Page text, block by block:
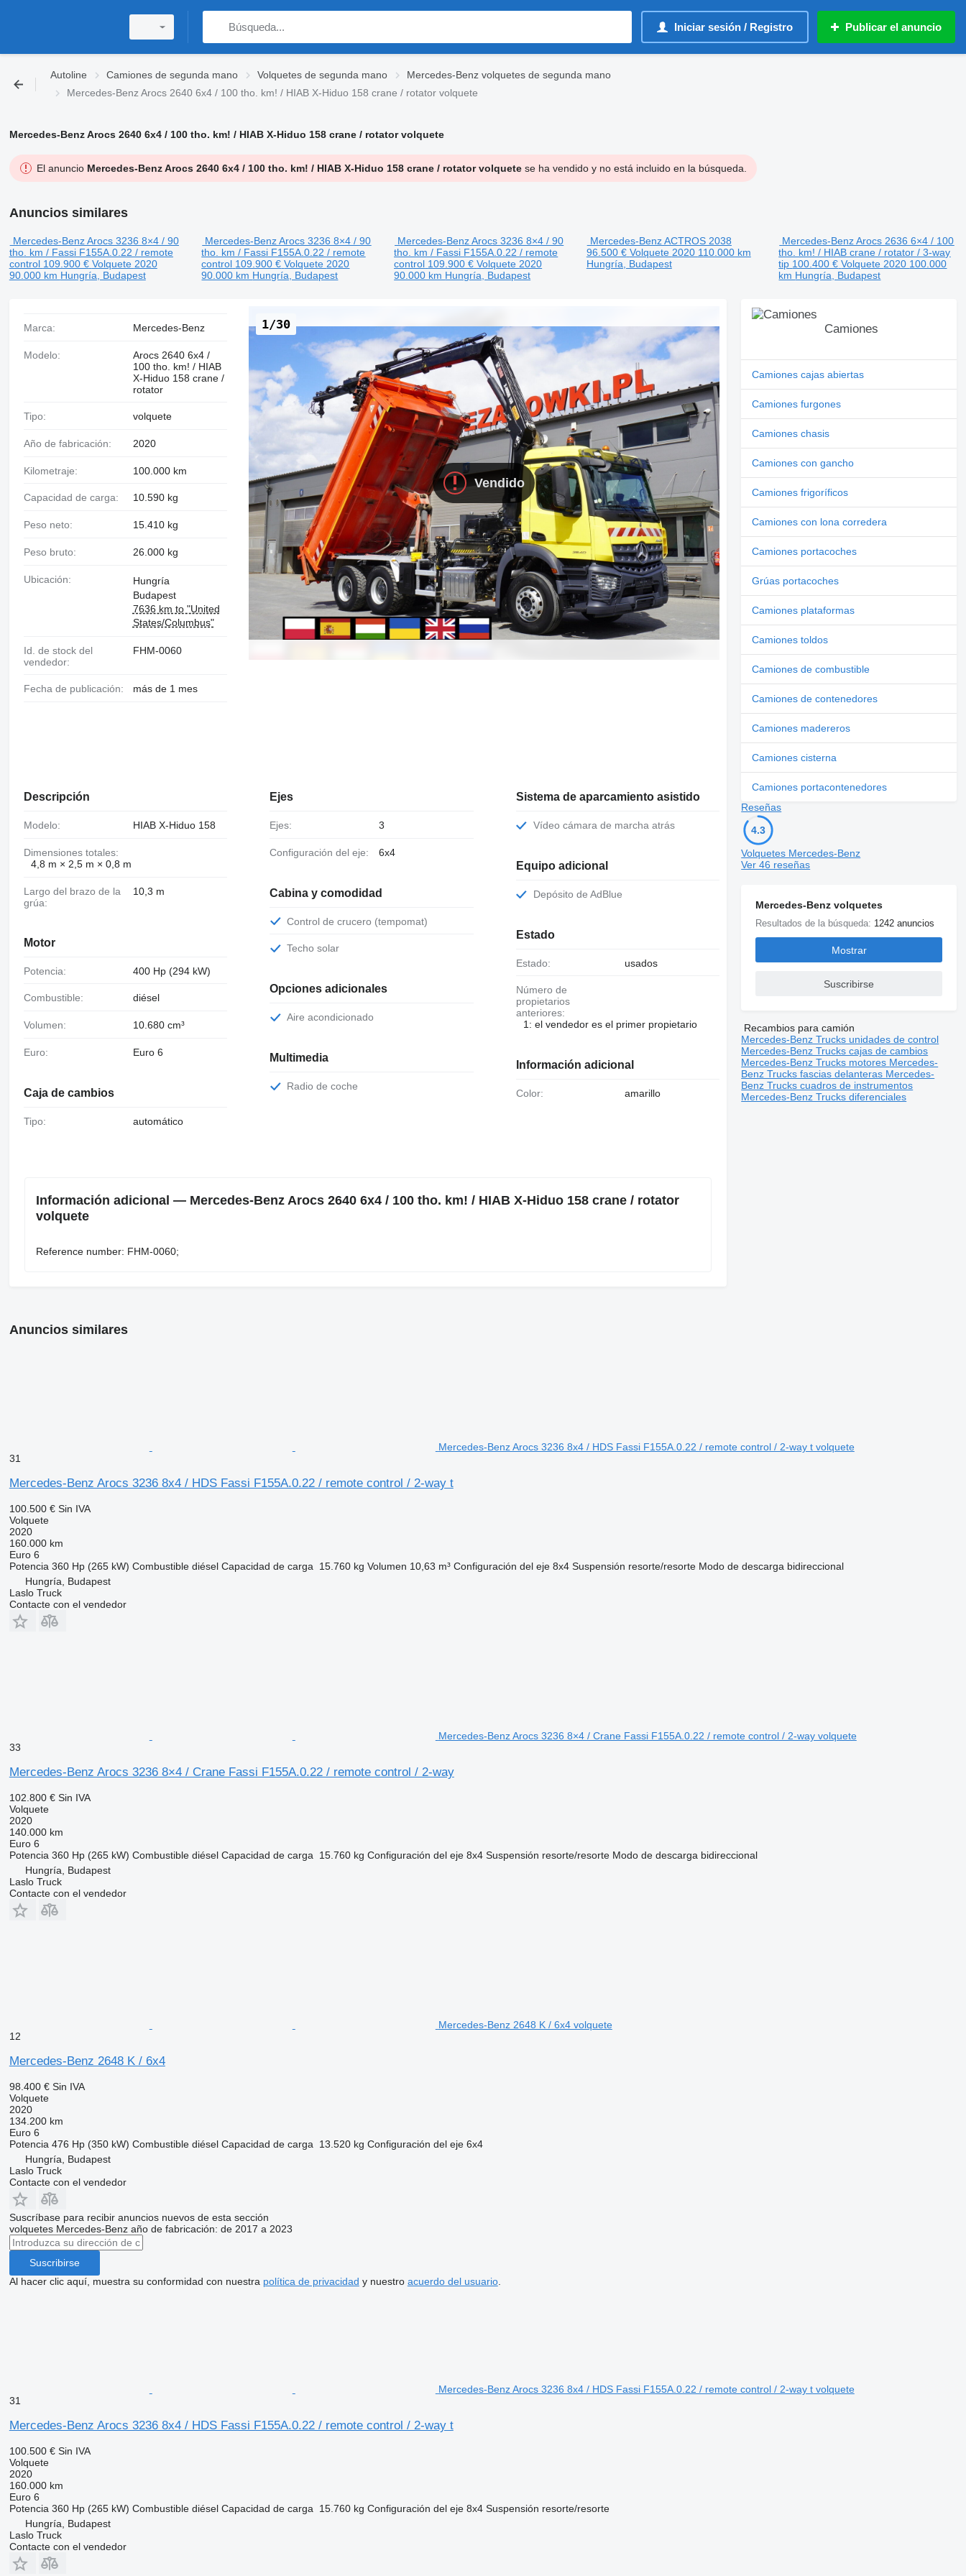
Iniciar sesión / Registro Publicar el anuncio
Autoline Camiones de segunda mano Volquetes de segunda mano
Mercedes-Benz volquetes de segunda mano
Mercedes-Benz Arocs 2640 6x4 / 100 tho. km! / HIAB X-Hiduo 158 crane / rotator volquete
Mercedes-Benz Arocs 2640 6x4 / 100 tho. km! / HIAB X-Hiduo 158 crane / rotator volquete
El anuncio Mercedes-Benz Arocs 2640 6x4 / 100 tho. km! / HIAB X-Hiduo 158 crane / rotator volquetese ha vendido y no está incluido en la búsqueda.
Anuncios similares
Mercedes-Benz Arocs 3236 8×4 / 90
tho. km / Fassi F155A.0.22 / remote
control 109.900 € Volquete 2020
90.000 km Hungría, Budapest
Mercedes-Benz Arocs 3236 8×4 / 90
tho. km / Fassi F155A.0.22 / remote
control 109.900 € Volquete 2020
90.000 km Hungría, Budapest
Mercedes-Benz Arocs 3236 8×4 / 90
tho. km / Fassi F155A.0.22 / remote
control 109.900 € Volquete 2020
90.000 km Hungría, Budapest
Mercedes-Benz ACTROS 2038
96.500 € Volquete 2020 110.000 km
Hungría, Budapest
Mercedes-Benz Arocs 2636 6×4 / 100
tho. km! / HIAB crane / rotator / 3-way
tip 100.400 € Volquete 2020 100.000
km Hungría, Budapest
Vendido
1/30
Marca: Mercedes-Benz
Modelo:
Arocs 2640 6x4 /
100 tho. km! / HIAB
X-Hiduo 158 crane /
rotator
Tipo: volquete
Año de fabricación: 2020
Kilometraje: 100.000 km
Capacidad de carga: 10.590 kg
Peso neto: 15.410 kg
Peso bruto: 26.000 kg
Ubicación:
Hungría
Budapest
7636 km to "United
States/Columbus"
Id. de stock del
vendedor:
FHM-0060
Fecha de publicación: más de 1 mes
Descripción
Modelo: HIAB X-Hiduo 158
Dimensiones totales:
4,8 m × 2,5 m × 0,8 m
Largo del brazo de la
grúa:
10,3 m
Motor
Potencia: 400 Hp (294 kW)
Combustible: diésel
Volumen: 10.680 cm³
Euro: Euro 6
Caja de cambios
Tipo: automático
Ejes
Ejes: 3
Configuración del eje: 6x4
Cabina y comodidad
Control de crucero (tempomat)
Techo solar
Opciones adicionales
Aire acondicionado
Multimedia
Radio de coche
Sistema de aparcamiento asistido
Vídeo cámara de marcha atrás
Equipo adicional
Depósito de AdBlue
Estado
Estado: usados
Número de
propietarios
anteriores:
1: el vendedor es el primer propietario
Información adicional
Color: amarillo
Información adicional — Mercedes-Benz Arocs 2640 6x4 / 100 tho. km! / HIAB X-Hiduo 158 crane / rotator
volquete
Reference number: FHM-0060;
Camiones
Camiones cajas abiertas
Camiones furgones
Camiones chasis
Camiones con gancho
Camiones frigoríficos
Camiones con lona corredera
Camiones portacoches
Grúas portacoches
Camiones plataformas
Camiones toldos
Camiones de combustible
Camiones de contenedores
Camiones madereros
Camiones cisterna
Camiones portacontenedores
Reseñas
4.3
Volquetes Mercedes-Benz
Ver 46 reseñas
Mercedes-Benz volquetes
Resultados de la búsqueda: 1242 anuncios
Mostrar
Suscribirse
Recambios para camión
Mercedes-Benz Trucks unidades de control
Mercedes-Benz Trucks cajas de cambios
Mercedes-Benz Trucks motores Mercedes-
Benz Trucks fascias delanteras Mercedes-
Benz Trucks cuadros de instrumentos
Mercedes-Benz Trucks diferenciales
Anuncios similares
Mercedes-Benz Arocs 3236 8x4 / HDS Fassi F155A.0.22 / remote control / 2-way t volquete
31
Mercedes-Benz Arocs 3236 8x4 / HDS Fassi F155A.0.22 / remote control / 2-way t
100.500 € Sin IVA
Volquete
2020
160.000 km
Euro 6
Potencia 360 Hp (265 kW) Combustible diésel Capacidad de carga 15.760 kg Volumen 10,63 m³ Configuración del eje 8x4 Suspensión resorte/resorte Modo de descarga bidireccional
Hungría, Budapest
Laslo Truck
Contacte con el vendedor
Mercedes-Benz Arocs 3236 8×4 / Crane Fassi F155A.0.22 / remote control / 2-way volquete
33
Mercedes-Benz Arocs 3236 8×4 / Crane Fassi F155A.0.22 / remote control / 2-way
102.800 € Sin IVA
Volquete
2020
140.000 km
Euro 6
Potencia 360 Hp (265 kW) Combustible diésel Capacidad de carga 15.760 kg Configuración del eje 8x4 Suspensión resorte/resorte Modo de descarga bidireccional
Hungría, Budapest
Laslo Truck
Contacte con el vendedor
Mercedes-Benz 2648 K / 6x4 volquete
12
Mercedes-Benz 2648 K / 6x4
98.400 € Sin IVA
Volquete
2020
134.200 km
Euro 6
Potencia 476 Hp (350 kW) Combustible diésel Capacidad de carga 13.520 kg Configuración del eje 6x4
Hungría, Budapest
Laslo Truck
Contacte con el vendedor
Suscríbase para recibir anuncios nuevos de esta sección
volquetes Mercedes-Benz año de fabricación: de 2017 a 2023
Suscribirse
Al hacer clic aquí, muestra su conformidad con nuestra política de privacidad y nuestro acuerdo del usuario.
Mercedes-Benz Arocs 3236 8x4 / HDS Fassi F155A.0.22 / remote control / 2-way t volquete
31
Mercedes-Benz Arocs 3236 8x4 / HDS Fassi F155A.0.22 / remote control / 2-way t
100.500 € Sin IVA
Volquete
2020
160.000 km
Euro 6
Potencia 360 Hp (265 kW) Combustible diésel Capacidad de carga 15.760 kg Configuración del eje 8x4 Suspensión resorte/resorte
Hungría, Budapest
Laslo Truck
Contacte con el vendedor